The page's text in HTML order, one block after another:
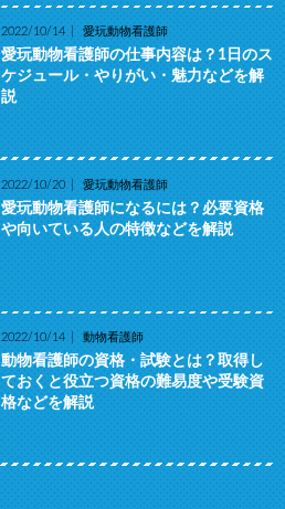
2022/10/14 愛玩動物看護師
愛玩動物看護師の仕事内容は？1日のス
ケジュール・やりがい・魅力などを解
説
2022/10/20 愛玩動物看護師
愛玩動物看護師になるには？必要資格
や向いている人の特徴などを解説
2022/10/14 動物看護師
動物看護師の資格・試験とは？取得し
ておくと役立つ資格の難易度や受験資
格などを解説